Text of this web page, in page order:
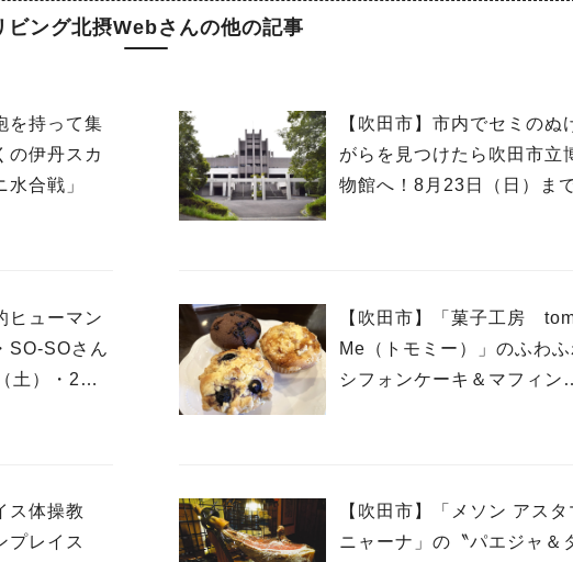
ビング北摂Webさんの他の記事
を持って集
の伊丹スカ
合戦」
【吹田市】市内でセミのぬ
がらを見つけたら吹田市立
物館へ！8月23日（日）ま
ヒューマン
SO-SOさん
土）・2日
【吹田市】「菓子工房
Me（トモミー）」のふわ
シフォンケーキ＆マフィン
ス体操教
レイス
【吹田市】「メソン アスタ
ニャーナ」の〝パエジャ＆